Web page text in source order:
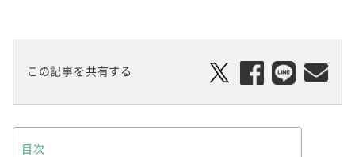
この記事を共有する
目次